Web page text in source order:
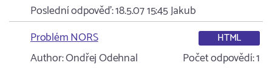
Poslední odpověď:18.5.07 15:45Jakub
Problém NORS
HTML
Author:Ondřej Odehnal Počet odpovědí:1